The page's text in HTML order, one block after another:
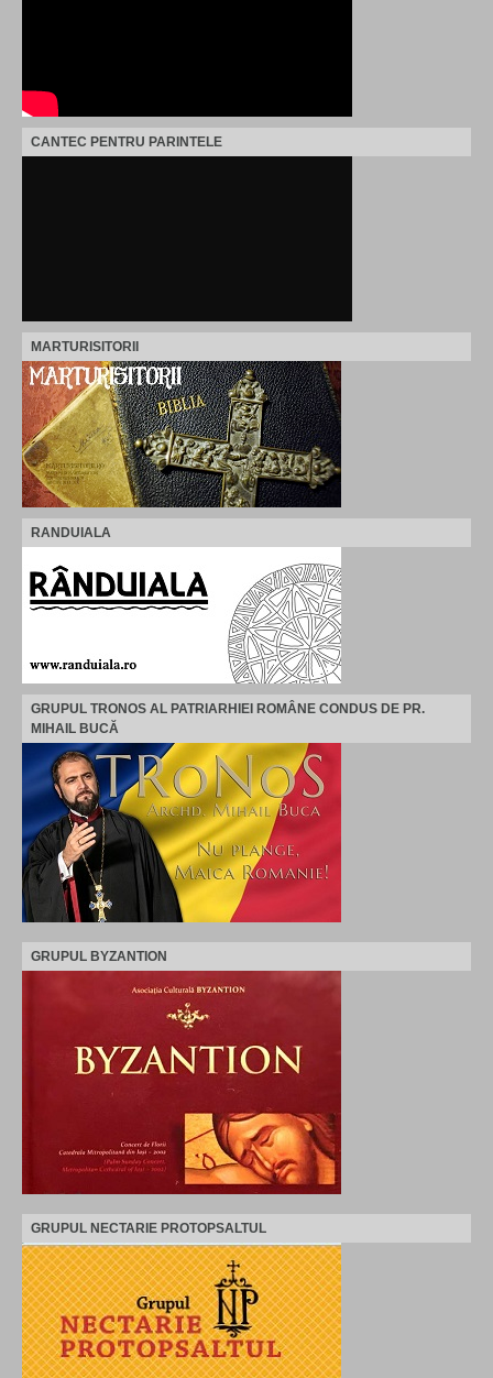
CANTEC PENTRU PARINTELE
MARTURISITORII
RANDUIALA
GRUPUL TRONOS AL PATRIARHIEI ROMÂNE CONDUS DE PR.
MIHAIL BUCĂ
GRUPUL BYZANTION
GRUPUL NECTARIE PROTOPSALTUL